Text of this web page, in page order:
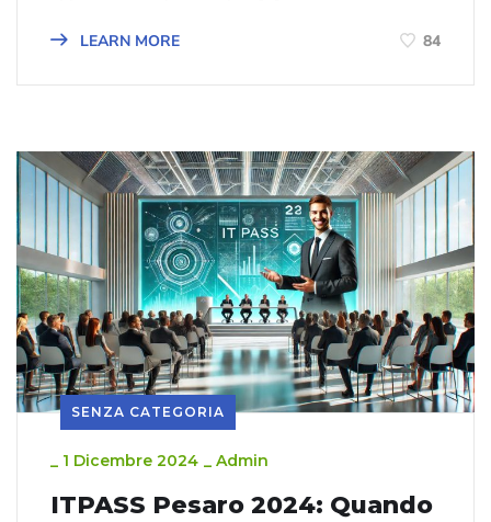
LEARN MORE 84
SENZA CATEGORIA
_ 1 Dicembre 2024 _ Admin
ITPASS Pesaro 2024: Quando